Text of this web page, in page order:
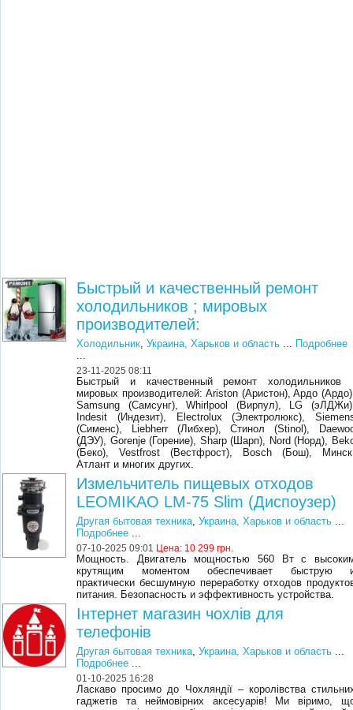
Быстрый и качественный ремонт
холодильников ; мировых
производителей:
Холодильник,Украина, Харьков и область ... Подробнее
...
23-11-2025 08:11
Быстрый и качественный ремонт холодильников
мировых производителей: Ariston (Аристон), Aрдо
Samsung (Самсунг), Whirlpool (Вирпул), LG
Indesit (Индезит), Electrolux (Электролюкс),
(Сименс), Liebherr (Либхер), Стинол (Stinol),
(ДЭУ), Gorenje (Горение), Sharp (Шарп), Nord (Норд),
(Беко), Vestfrost (Вестфрост), Bosch (Бош),
Атлант и многих других.
Измельчитель пищевых отходов
LEOMIKAO LM-75 Slim (Диспоузер)
Другая бытовая техника,Украина, Харьков и область ...
Подробнее ...
07-10-2025 09:01 Цена: 10 299 грн.
Мощность. Двигатель мощностью 560 Вт с
крутящим моментом обеспечивает быструю
практически бесшумную переработку отходов
питания. Безопасность и эффективность устройства.
Інтернет магазин чохлів для
телефонів
Другая бытовая техника,Украина, Харьков и область ...
Подробнее ...
01-10-2025 16:28
Ласкаво просимо до Чохляндії – королівства
гаджетів та неймовірних аксесуарів! Ми віримо,